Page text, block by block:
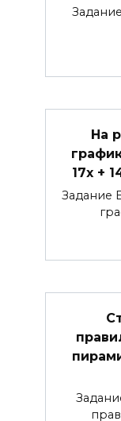
На
17x +
Задание